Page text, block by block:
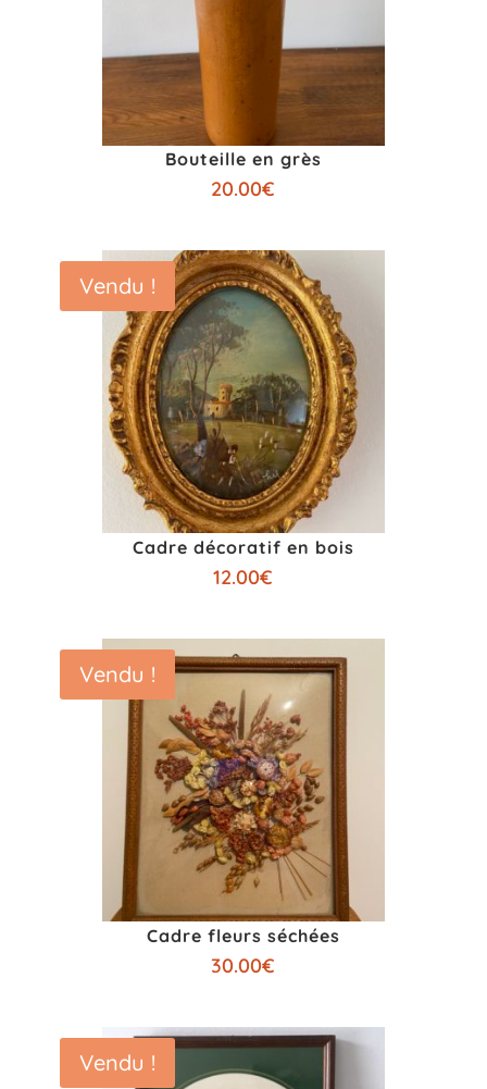
Bouteille en grès
20.00€
Cadre décoratif en bois
12.00€
Vendu !
Cadre fleurs séchées
30.00€
Vendu !
Vendu !